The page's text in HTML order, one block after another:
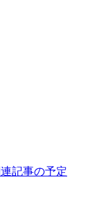
記事の予定